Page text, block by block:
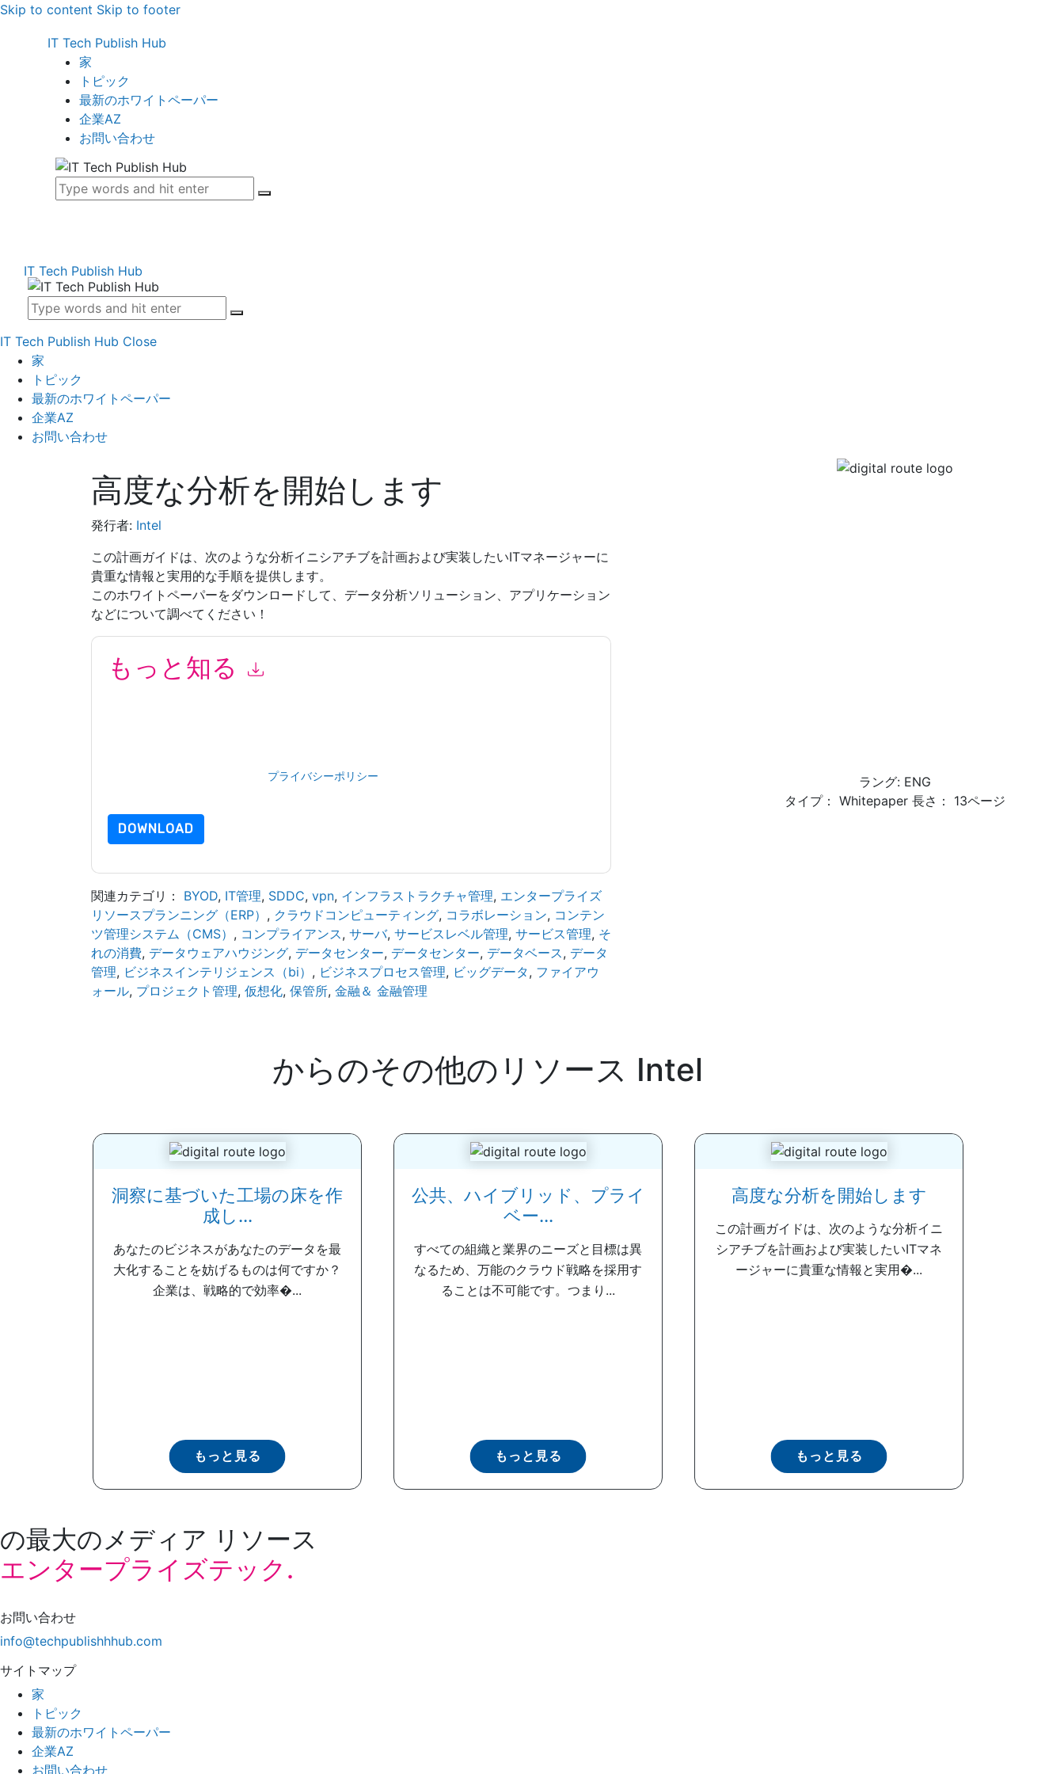
Skip to content Skip to footer
IT Tech Publish Hub
家
トピック
最新のホワイトペーパー
企業AZ
お問い合わせ
IT Tech Publish Hub
IT Tech Publish Hub Close
家
トピック
最新のホワイトペーパー
企業AZ
お問い合わせ
高度な分析を開始します
発行者: Intel
この計画ガイドは、次のような分析イニシアチブを計画および実装したいITマネージャーに
貴重な情報と実用的な手順を提供します。
このホワイトペーパーをダウンロードして、データ分析ソリューション、アプリケーション
などについて調べてください！
もっと知る
プライバシーポリシー
DOWNLOAD
関連カテゴリ： BYOD, IT管​​理, SDDC, vpn, インフラストラクチャ管理, エンタープライズ
リソースプランニング（ERP） , クラウドコンピューティング, コラボレーション, コンテン
ツ管理システム（CMS） , コンプライアンス, サーバ, サービスレベル管理, サービス管理, そ
れの消費, データウェアハウジング, データセンター, データセンター, データベース, データ
管理, ビジネスインテリジェンス（bi） , ビジネスプロセス管理, ビッグデータ, ファイアウ
ォール, プロジェクト管理, 仮想化, 保管所, 金融＆ 金融管理
ラング: ENG
タイプ： Whitepaper 長さ： 13ページ
からのその他のリソース Intel
洞察に基づいた工場の床を作
成し...
あなたのビジネスがあなたのデータを最
大化することを妨げるものは何ですか？
企業は、戦略的で効率�...
もっと見る
公共、ハイブリッド、プライ
ベー...
すべての組織と業界のニーズと目標は異
なるため、万能のクラウド戦略を採用す
ることは不可能です。つまり...
もっと見る
高度な分析を開始します
この計画ガイドは、次のような分析イニ
シアチブを計画および実装したいITマネ
ージャーに貴重な情報と実用�...
もっと見る
の最大のメディア リソース
エンタープライズテック.
お問い合わせ
info@techpublishhhub.com
サイトマップ
家
トピック
最新のホワイトペーパー
企業AZ
お問い合わせ